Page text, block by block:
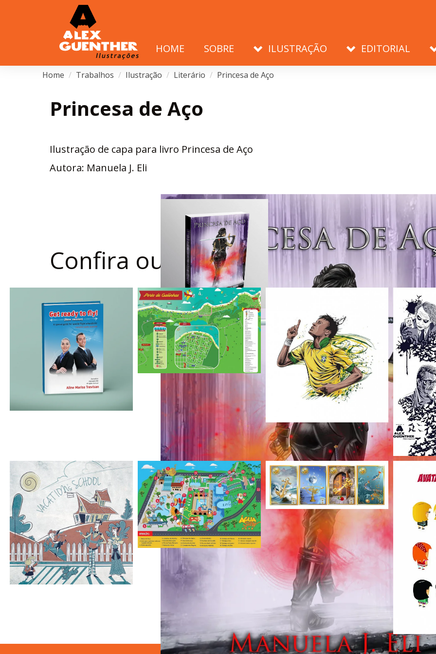
HOME SOBRE ILUSTRAÇÃO EDITORIAL
Home Trabalhos Ilustração Literário Princesa de Aço
Princesa de Aço
Ilustração de capa para livro Princesa de Aço
Autora: Manuela J. Eli
Confira outros Trabalhos